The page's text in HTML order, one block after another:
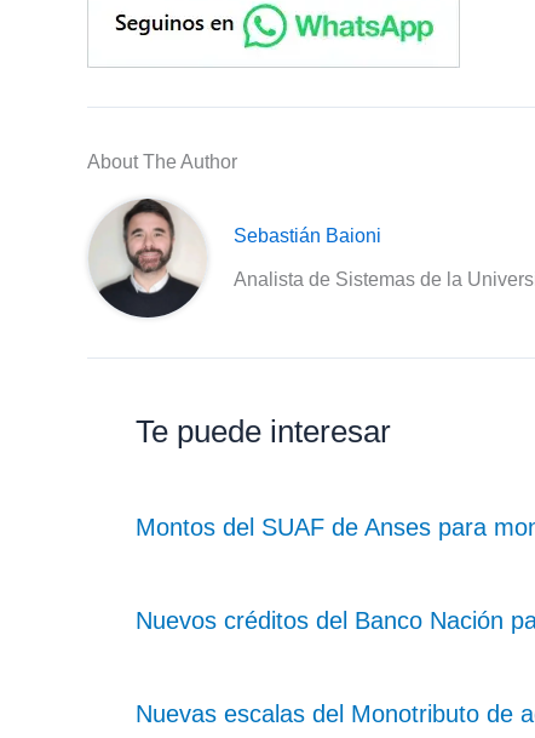
About The Author
Sebastián Baioni
Analista de Sistemas de la
Te puede interesar
Montos del SUAF de Anses para
Nuevos créditos del Banco Nación
Nuevas escalas del Monotributo de